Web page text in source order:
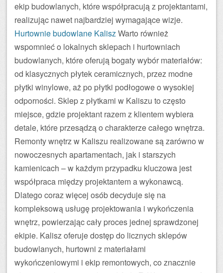
ekip budowlanych, które współpracują z projektantami,
realizując nawet najbardziej wymagające wizje.
Hurtownie budowlane KaliszWarto również
wspomnieć o lokalnych sklepach i hurtowniach
budowlanych, które oferują bogaty wybór materiałów:
od klasycznych płytek ceramicznych, przez modne
płytki winylowe, aż po płytki podłogowe o wysokiej
odporności. Sklep z płytkami w Kaliszu to często
miejsce, gdzie projektant razem z klientem wybiera
detale, które przesądzą o charakterze całego wnętrza.
Remonty wnętrz w Kaliszu realizowane są zarówno w
nowoczesnych apartamentach, jak i starszych
kamienicach – w każdym przypadku kluczowa jest
współpraca między projektantem a wykonawcą.
Dlatego coraz więcej osób decyduje się na
kompleksową usługę projektowania i wykończenia
wnętrz, powierzając cały proces jednej sprawdzonej
ekipie. Kalisz oferuje dostęp do licznych sklepów
budowlanych, hurtowni z materiałami
wykończeniowymi i ekip remontowych, co znacznie